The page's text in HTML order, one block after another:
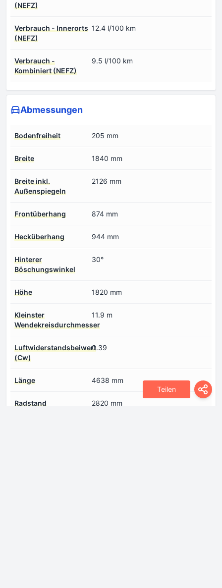
Teilen
(NEFZ)
Verbrauch - Innerorts
(NEFZ)
12.4 l/100 km
Verbrauch -
Kombiniert (NEFZ)
9.5 l/100 km
Abmessungen
Bodenfreiheit 205 mm
Breite 1840 mm
Breite inkl.
Außenspiegeln
2126 mm
Frontüberhang 874 mm
Hecküberhang 944 mm
Hinterer
Böschungswinkel
30°
Höhe 1820 mm
Kleinster
Wendekreisdurchmesser
11.9 m
Luftwiderstandsbeiwert
(Cw)
0.39
Länge 4638 mm
Radstand 2820 mm